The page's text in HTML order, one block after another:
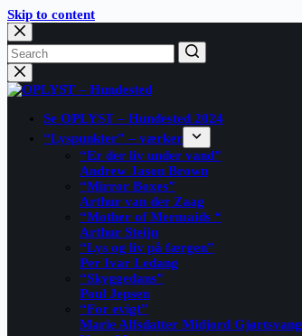
Skip to content
Se OPLYST – Hundested 2024
“Lyspunkter” – værker
“Er der liv under vand”
Andrew Jason Brown
“Mirror Boxes”
Arthur van der Zaag
“Mother of Mermaids “
Arthur Steijn
“Lys og liv på færgen”
Per Ivar Ledang
“Skyggedans”
Poul Jepsen
“For evigt”
Marie Alfsdatter Midjord Gjørtsvang